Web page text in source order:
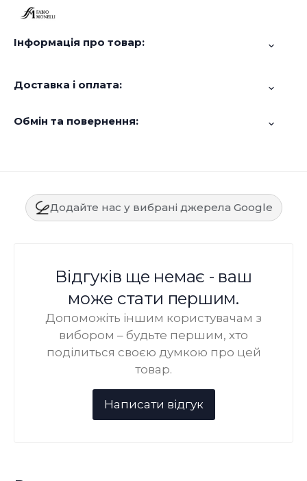
Інформація про товар:
Доставка і оплата:
Обмін та повернення:
Додайте нас у вибрані джерела Google
Відгуків ще немає - ваш
може стати першим.
Допоможіть іншим користувачам з
вибором – будьте першим, хто
поділиться своєю думкою про цей
товар.